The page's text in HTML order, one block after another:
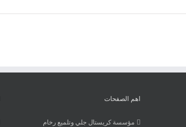
اهم الصفحات
مؤسسة كريستال جلي وتلميع رخام